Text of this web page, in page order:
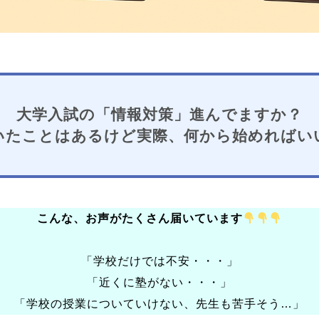
大学入試の「情報対策」進んでますか？
たことはあるけど実際、何から始めればい
こんな、お声がたくさん届いています
「学校だけでは不安・・・」
「近くに塾がない・・・」
「学校の授業についていけない、先生も苦手そう…」